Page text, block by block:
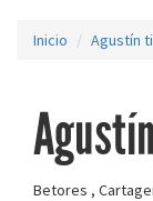
Inicio Agustín
Betores ,